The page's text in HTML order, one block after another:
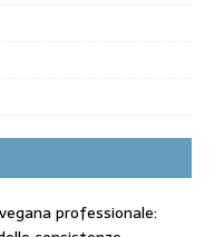
professionale: